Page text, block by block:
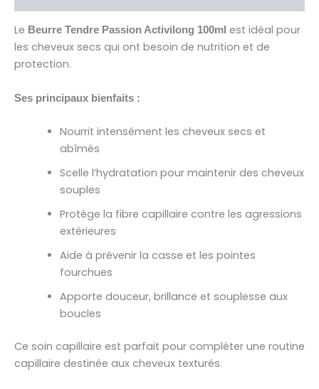
Le Beurre Tendre Passion Activilong 100ml est idéal pour
les cheveux secs qui ont besoin de nutrition et de
protection.
Ses principaux bienfaits :
Nourrit intensément les cheveux secs et
abîmés
Scelle l’hydratation pour maintenir des cheveux
souples
Protège la fibre capillaire contre les agressions
extérieures
Aide à prévenir la casse et les pointes
fourchues
Apporte douceur, brillance et souplesse aux
boucles
Ce soin capillaire est parfait pour compléter une routine
capillaire destinée aux cheveux texturés.